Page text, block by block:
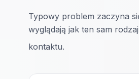
Typowy problem zaczyna
wyglądają jak ten sam rodzaj
kontaktu.